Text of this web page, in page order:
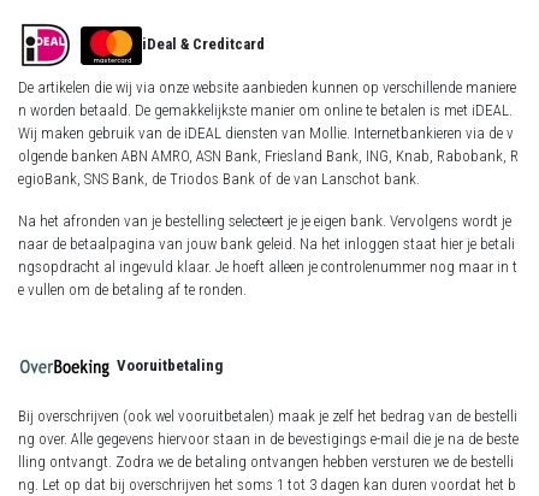
iDeal & Creditcard
De artikelen die wij via onze website aanbieden kunnen op verschillende maniere
n worden betaald. De gemakkelijkste manier om online te betalen is met iDEAL.
Wij maken gebruik van de iDEAL diensten van Mollie. Internetbankieren via de v
olgende banken ABN AMRO, ASN Bank, Friesland Bank, ING, Knab, Rabobank, R
egioBank, SNS Bank, de Triodos Bank of de van Lanschot bank.
Na het afronden van je bestelling selecteert je je eigen bank. Vervolgens wordt je
naar de betaalpagina van jouw bank geleid. Na het inloggen staat hier je betali
ngsopdracht al ingevuld klaar. Je hoeft alleen je controlenummer nog maar in t
e vullen om de betaling af te ronden.
Vooruitbetaling
Bij overschrijven (ook wel vooruitbetalen) maak je zelf het bedrag van de bestelli
ng over. Alle gegevens hiervoor staan in de bevestigings e-mail die je na de beste
lling ontvangt. Zodra we de betaling ontvangen hebben versturen we de bestelli
ng. Let op dat bij overschrijven het soms 1 tot 3 dagen kan duren voordat het b